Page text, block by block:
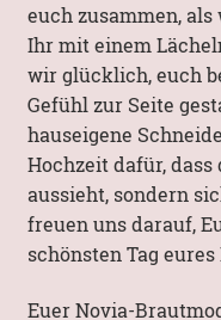
euch zusammen, als
Ihr mit einem
wir glücklich, euch
Gefühl zur Seite
hauseigene
Hochzeit dafür,
aussieht, sondern
freuen uns darauf,
schönsten Tag
Euer Novia-